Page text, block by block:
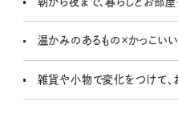
温かみのあるもの×かっこい
雑貨や小物で変化をつけて、